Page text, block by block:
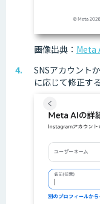
画像出典： Meta
SNSアカウント
に応じて修正する